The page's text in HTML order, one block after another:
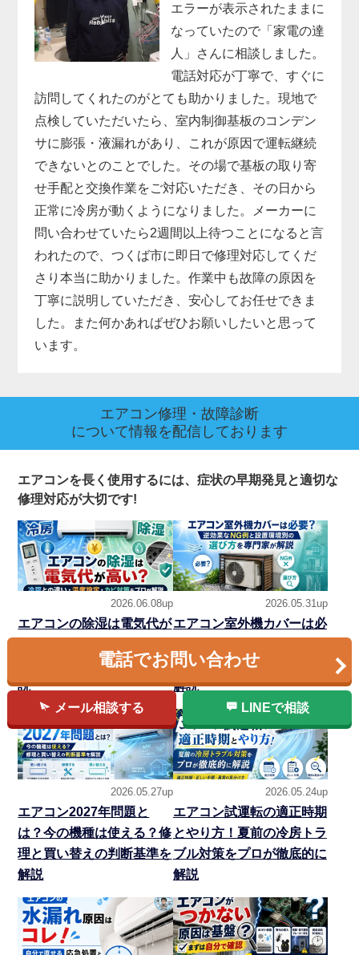
エラーが表示されたままに
なっていたので「家電の達
人」さんに相談しました。
電話対応が丁寧で、すぐに
訪問してくれたのがとても助かりました。現地で
点検していただいたら、室内制御基板のコンデン
サに膨張・液漏れがあり、これが原因で運転継続
できないとのことでした。その場で基板の取り寄
せ手配と交換作業をご対応いただき、その日から
正常に冷房が動くようになりました。メーカーに
問い合わせていたら2週間以上待つことになると言
われたので、つくば市に即日で修理対応してくだ
さり本当に助かりました。作業中も故障の原因を
丁寧に説明していただき、安心してお任せできま
した。また何かあればぜひお願いしたいと思って
います。
エアコン修理・故障診断
について情報を配信しております
エアコンを長く使用するには、症状の早期発見と適切な
修理対応が大切です!
2026.06.08up
エアコンの除湿は電気代が
設定・カビ対策をプロが解
説
2026.05.31up
エアコン室外機カバーは必
環境別の選び方を専門家が
解説
2026.05.27up
エアコン2027年問題と
は？今の機種は使える？修
理と買い替えの判断基準を
解説
2026.05.24up
エアコン試運転の適正時期
とやり方！夏前の冷房トラ
ブル対策をプロが徹底的に
解説
電話でお問い合わせ
メール相談する LINEで相談